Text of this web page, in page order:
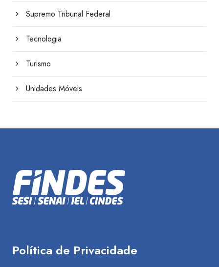
Supremo Tribunal Federal
Tecnologia
Turismo
Unidades Móveis
Política de Privacidade